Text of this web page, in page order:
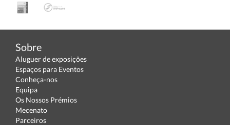
Sobre
Aluguer de exposições
Espaços para Eventos
Conheça-nos
Equipa
Os Nossos Prémios
Mecenato
Parceiros